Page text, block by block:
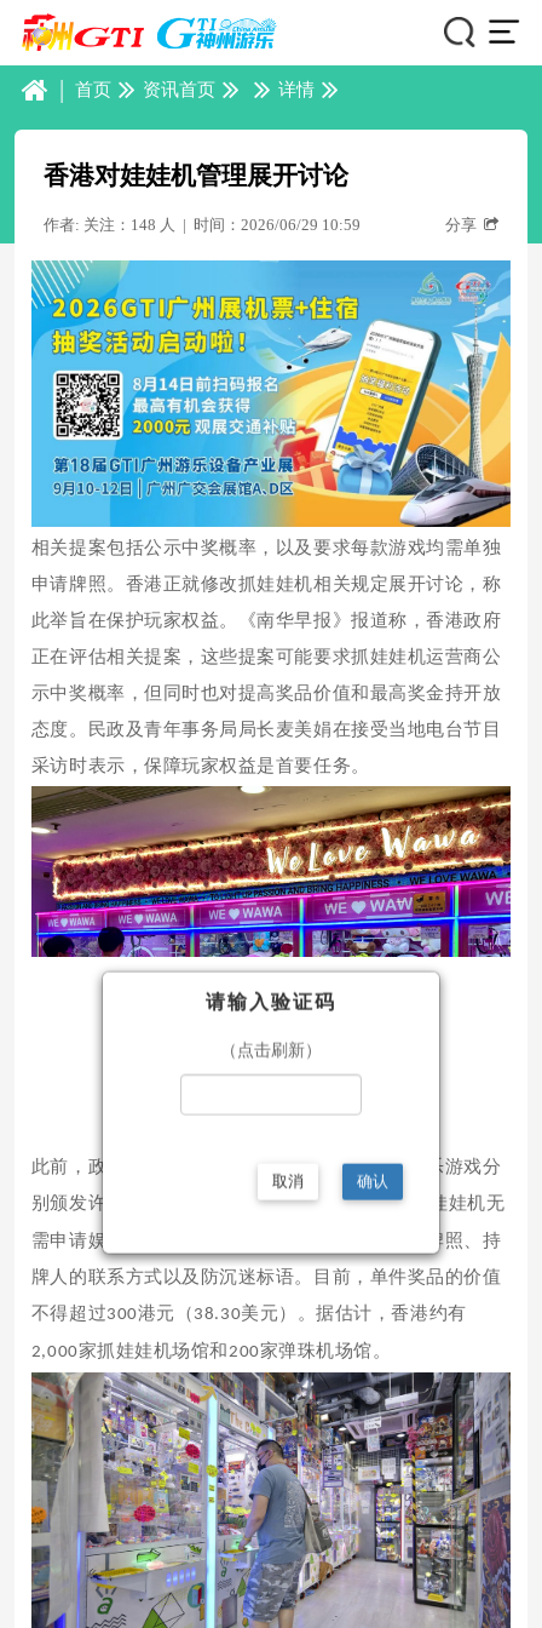
| 首页 资讯首页 详情
香港对娃娃机管理展开讨论
作者: 关注：148 人 | 时间：2026/06/29 10:59 分享
相关提案包括公示中奖概率，以及要求每款游戏均需单独
申请牌照。香港正就修改抓娃娃机相关规定展开讨论，称
此举旨在保护玩家权益。《南华早报》报道称，香港政府
正在评估相关提案，这些提案可能要求抓娃娃机运营商公
示中奖概率，但同时也对提高奖品价值和最高奖金持开放
态度。民政及青年事务局局长麦美娟在接受当地电台节目
采访时表示，保障玩家权益是首要任务。
此前，政府曾提议为抓娃娃机、弹珠机和有奖娱乐游戏分
别颁发许可证。香港高等法院于2022
年裁定，抓娃娃机无
需申请娱乐牌照，但根据新规，经营者必须展示牌照、持
牌人的联系方式以及防沉迷标语。目前，单件奖品的价值
不得超过300港元（ 38.30美元）。据估计，香港约有
2,000家抓娃娃机场馆和200家弹珠机场馆。
请输入验证码
（点击刷新）
取消 确认